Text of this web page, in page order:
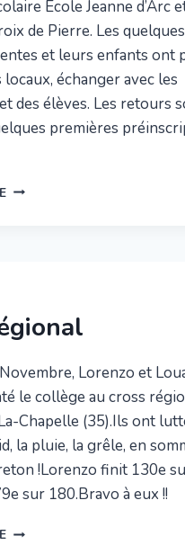
Ecole Jeanne d’Arc
de Pierre. Les quelques
et leurs enfants ont
échanger avec les
des élèves. Les retours
premières
PORTES
Lorenzo et
le collège au cross
Chapelle (35).Ils ont
la pluie, la grêle, en
!Lorenzo finit 130e
sur 180.Bravo à eux !!
CROSS